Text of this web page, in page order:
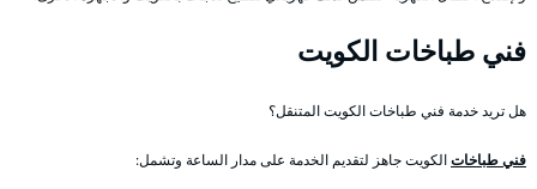
فني طباخات الكويت
هل تريد خدمة فني طباخات الكويت المتنقل؟
فني طباخاتالكويت جاهز لتقديم الخدمة على مدار الساعة وتشمل: